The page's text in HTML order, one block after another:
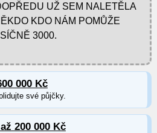
UŽ SEM NALETĚLA
KDO NÁM POMŮŽE
3000.
000 Kč
své půjčky.
200 000 Kč